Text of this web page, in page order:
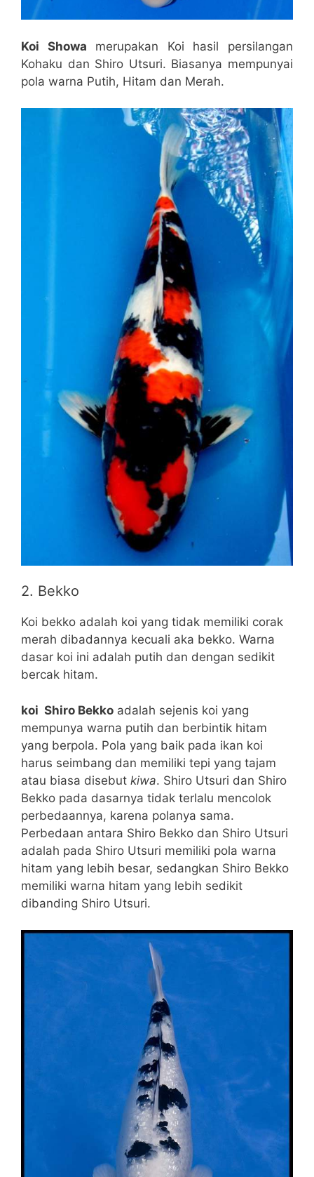
Koi Showa merupakan Koi hasil persilangan
Kohaku dan Shiro Utsuri. Biasanya mempunyai
pola warna Putih, Hitam dan Merah.
2. Bekko
Koi bekko adalah koi yang tidak memiliki corak
merah dibadannya kecuali aka bekko. Warna
dasar koi ini adalah putih dan dengan sedikit
bercak hitam.
koi Shiro Bekko adalah sejenis koi yang
mempunya warna putih dan berbintik hitam
yang berpola. Pola yang baik pada ikan koi
harus seimbang dan memiliki tepi yang tajam
atau biasa disebut kiwa. Shiro Utsuri dan Shiro
Bekko pada dasarnya tidak terlalu mencolok
perbedaannya, karena polanya sama.
Perbedaan antara Shiro Bekko dan Shiro Utsuri
adalah pada Shiro Utsuri memiliki pola warna
hitam yang lebih besar, sedangkan Shiro Bekko
memiliki warna hitam yang lebih sedikit
dibanding Shiro Utsuri.